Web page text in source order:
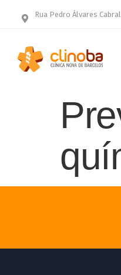
Rua Pedro Álvares